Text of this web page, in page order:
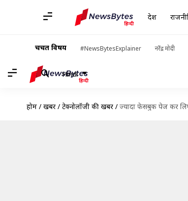
देश
चर्चित विषय #NewsBytesExplainer नरेंद्र मोदी
Hindi
होम / खबरें / टेक्नोलॉजी की खबरें / ज्यादा फेसबुक पेज कर